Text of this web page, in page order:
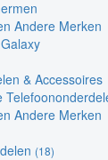
Andere Merken
& Accessoires
Andere Merken
(18)